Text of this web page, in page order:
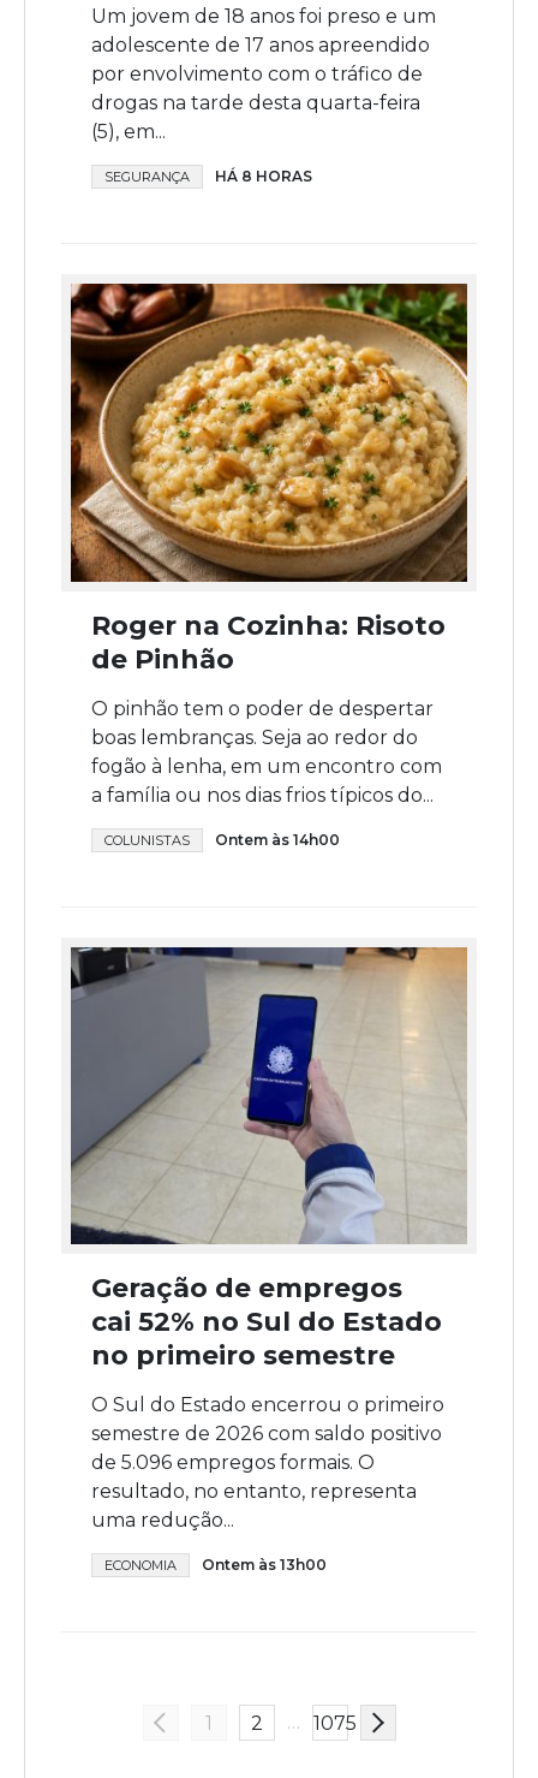
Um jovem de 18 anos foi preso e um
adolescente de 17 anos apreendido
por envolvimento com o tráfico de
drogas na tarde desta quarta-feira
(5), em...
SEGURANÇA HÁ 8 HORAS
Roger na Cozinha: Risoto
de Pinhão
O pinhão tem o poder de despertar
boas lembranças. Seja ao redor do
fogão à lenha, em um encontro com
a família ou nos dias frios típicos do...
COLUNISTAS Ontem às 14h00
Geração de empregos
cai 52% no Sul do Estado
no primeiro semestre
O Sul do Estado encerrou o primeiro
semestre de 2026 com saldo positivo
de 5.096 empregos formais. O
resultado, no entanto, representa
uma redução...
ECONOMIA Ontem às 13h00
1 2 … 1075